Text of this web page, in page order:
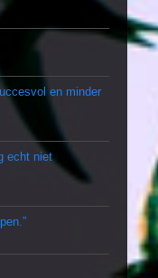
en minder
echt niet